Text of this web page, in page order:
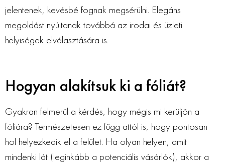
jelentenek, kevésbé fognak megsérülni. Elegáns
megoldást nyújtanak továbbá az irodai és üzleti
helyiségek elválasztására is.
Hogyan alakítsuk ki a fóliát?
Gyakran felmerül a kérdés, hogy mégis mi kerüljön a
fóliára? Természetesen ez függ attól is, hogy pontosan
hol helyezkedik el a felület. Ha olyan helyen, amit
mindenki lát (leginkább a potenciális vásárlók), akkor a